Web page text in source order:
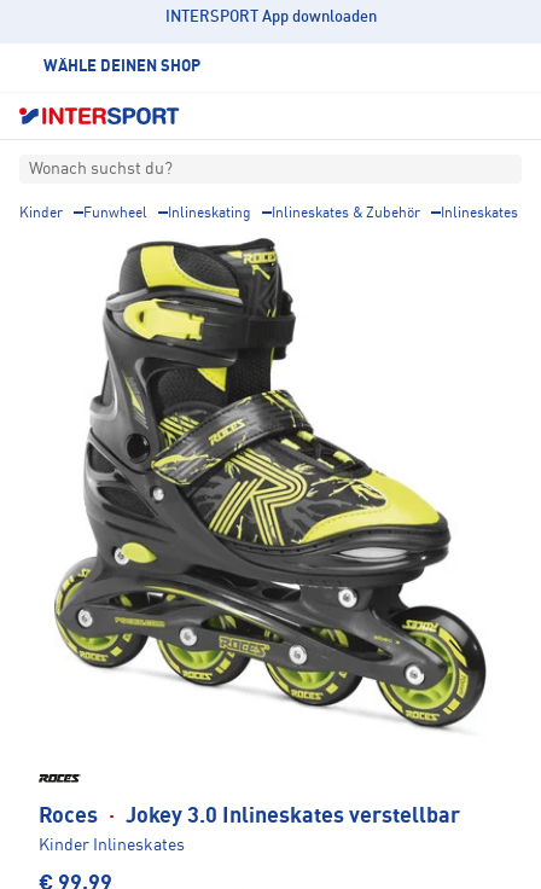
INTERSPORT App downloaden
WÄHLE DEINEN SHOP
Wonach suchst du?
Kinder Funwheel Inlineskating Inlineskates & Zubehör Inlineskates
Roces · Jokey 3.0 Inlineskates verstellbar
Kinder Inlineskates
€ 99,99